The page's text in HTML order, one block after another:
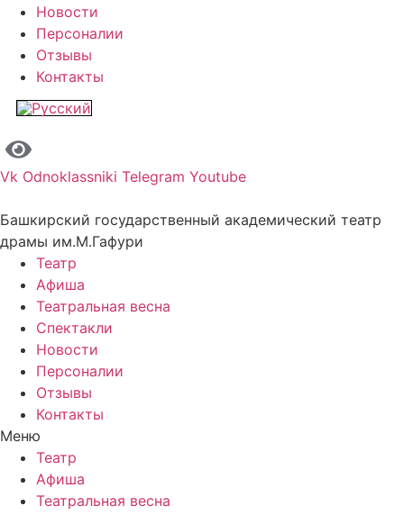
Новости
Персоналии
Отзывы
Контакты
Vk Odnoklassniki Telegram Youtube
Башкирский государственный академический театр
драмы им.М.Гафури
Театр
Афиша
Театральная весна
Спектакли
Новости
Персоналии
Отзывы
Контакты
Меню
Театр
Афиша
Театральная весна